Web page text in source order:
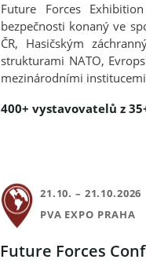
Future Forces
bezpečnosti konaný ve
ČR, Hasičským
strukturami NATO,
mezinárodními
400+ vystavovatelů z
21.10. – 21.10.2026
PVA EXPO PRAHA
Future Forces